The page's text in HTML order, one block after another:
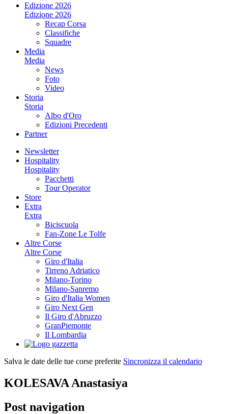
Edizione 2026
Edizione 2026
Recap Corsa
Classifiche
Squadre
Media
Media
News
Foto
Video
Storia
Storia
Albo d'Oro
Edizioni Precedenti
Partner
Newsletter
Hospitality
Hospitality
Pacchetti
Tour Operator
Store
Extra
Extra
Biciscuola
Fan-Zone Le Tolfe
Altre Corse
Altre Corse
Giro d'Italia
Tirreno Adriatico
Milano-Torino
Milano-Sanremo
Giro d'Italia Women
Giro Next Gen
Il Giro d'Abruzzo
GranPiemonte
Il Lombardia
Salva le date delle tue corse preferite Sincronizza il calendario
KOLESAVA Anastasiya
Post navigation